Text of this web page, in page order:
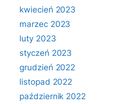
kwiecień 2023
marzec 2023
luty 2023
styczeń 2023
grudzień 2022
listopad 2022
październik 2022